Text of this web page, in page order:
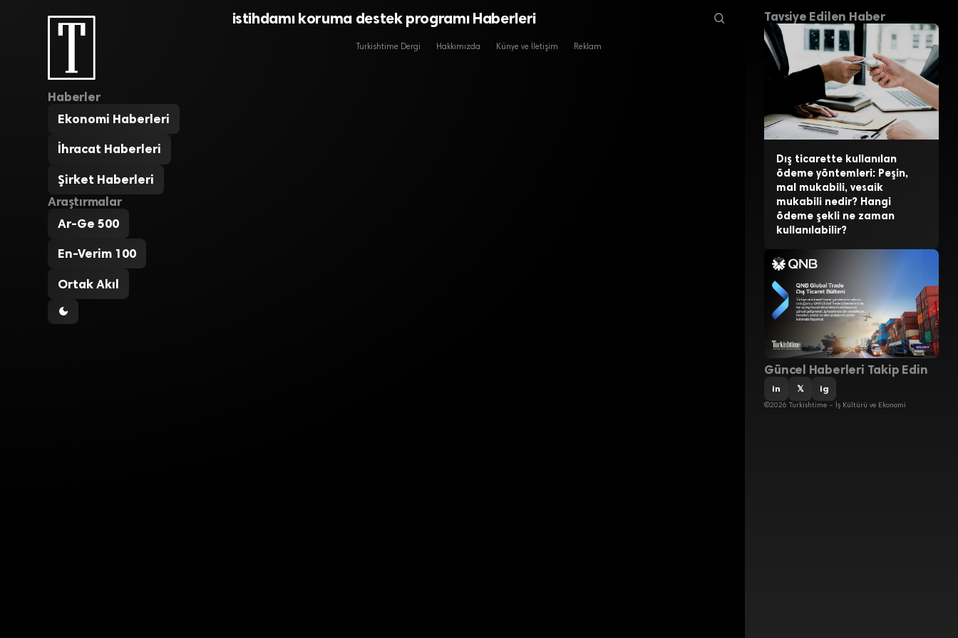
Haberler
Ekonomi Haberleri
İhracat Haberleri
Şirket Haberleri
Araştırmalar
Ar-Ge 500
En-Verim 100
Ortak Akıl
istihdamı koruma destek programı Haberleri
Turkishtime Dergi Hakkımızda Künye ve İletişim Reklam
Tavsiye Edilen Haber
Dış ticarette kullanılan
ödeme yöntemleri: Peşin,
mal mukabili, vesaik
mukabili nedir? Hangi
ödeme şekli ne zaman
kullanılabilir?
Güncel Haberleri Takip Edin
in 𝕏 ig
©2026 Turkishtime – İş Kültürü ve Ekonomi